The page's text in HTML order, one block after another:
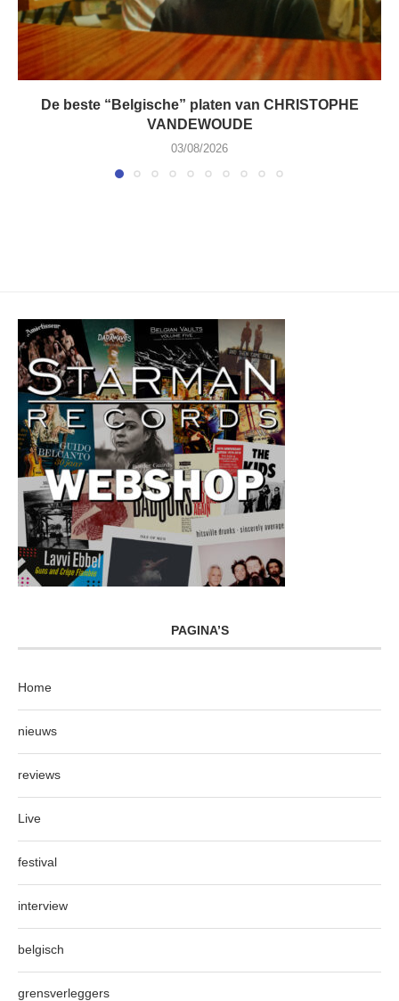
De beste “Belgische” platen van CHRISTOPHE
VANDEWOUDE
03/08/2026
PAGINA’S
Home
nieuws
reviews
Live
festival
interview
belgisch
grensverleggers